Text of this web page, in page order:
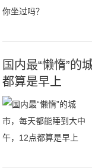
国内最“懒惰”的
都算是早上